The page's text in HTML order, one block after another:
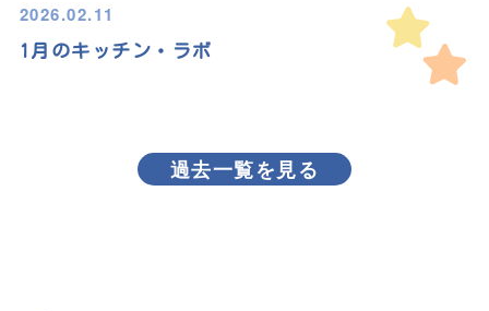
2026.02.11
1月のキッチン・ラボ
過去一覧を見る